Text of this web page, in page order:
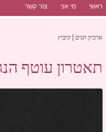
לדלג לתוכן
ראשי מי אני צור קשר
ארכיון תגים | קיבוץ
תאטרון עוטף